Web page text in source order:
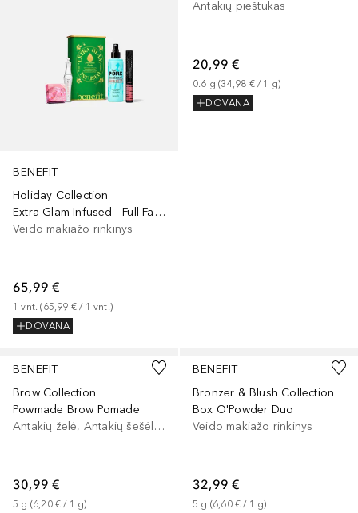
BENEFIT
Holiday Collection
Extra Glam Infused - Full-Face Holiday Beauty Set
Veido makiažo rinkinys
65,99 €
1 vnt. (65,99 € / 1 vnt.)
DOVANA
Antakių pieštukas
20,99 €
0.6 g (34,98 € / 1 g)
DOVANA
BENEFIT
Brow Collection
Powmade Brow Pomade
Antakių želė, Antakių šešėliai/dažai
30,99 €
5 g (6,20 € / 1 g)
BENEFIT
Bronzer & Blush Collection
Box O'Powder Duo
Veido makiažo rinkinys
32,99 €
5 g (6,60 € / 1 g)